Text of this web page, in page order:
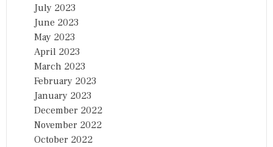
July 2023
June 2023
May 2023
April 2023
March 2023
February 2023
January 2023
December 2022
November 2022
October 2022